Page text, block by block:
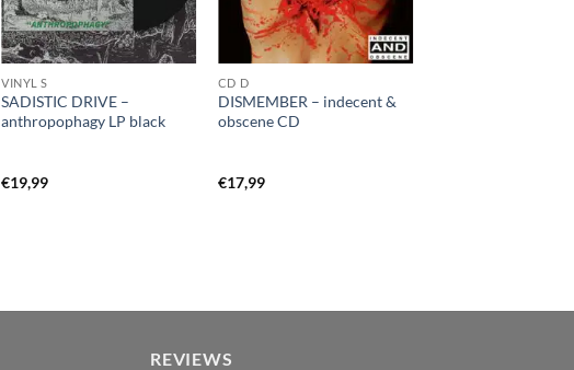
VINYL S
SADISTIC DRIVE –
anthropophagy LP black
€19,99
CD D
DISMEMBER – indecent &
obscene CD
€17,99
REVIEWS